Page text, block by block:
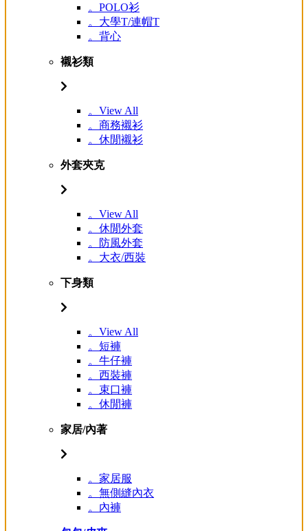
。POLO衫
。大學T/連帽T
。背心
襯衫類
。View All
。商務襯衫
。休閒襯衫
外套夾克
。View All
。休閒外套
。防風外套
。大衣/西裝
下身類
。View All
。短褲
。牛仔褲
。西裝褲
。束口褲
。休閒褲
家居/內著
。家居服
。無側縫內衣
。內褲